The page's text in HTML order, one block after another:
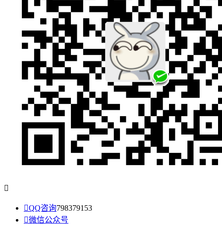

QQ咨询798379153
微信公众号